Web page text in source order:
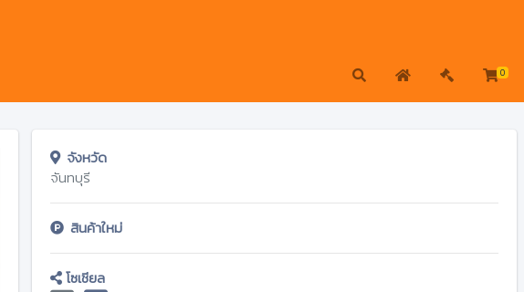
0
จังหวัด
จันทบุรี
สินค้าใหม่
โซเชียล